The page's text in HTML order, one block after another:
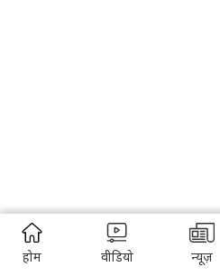
होम वीडियो न्यूज़